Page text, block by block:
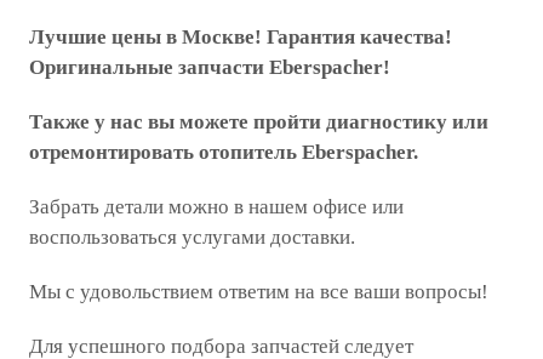
Лучшие цены в Москве! Гарантия качества!
Оригинальные запчасти Eberspacher!
Также у нас вы можете пройти диагностику или
отремонтировать отопитель Eberspacher.
Забрать детали можно в нашем офисе или
воспользоваться услугами доставки.
Мы с удовольствием ответим на все ваши вопросы!
Для успешного подбора запчастей следует